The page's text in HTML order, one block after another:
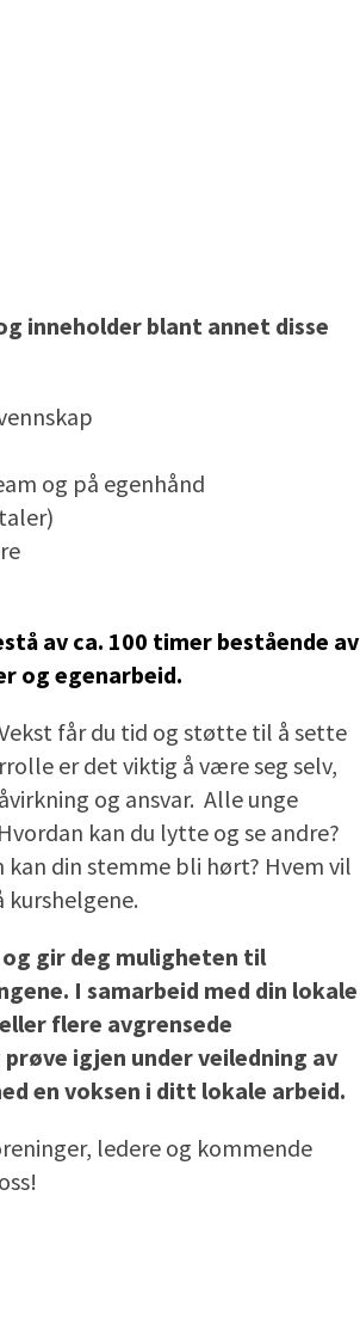
inneholder blant annet disse
og på egenhånd
av ca. 100 timer bestående av
og egenarbeid.
får du tid og støtte til å sette
er det viktig å være seg selv,
og ansvar. Alle unge
kan du lytte og se andre?
din stemme bli hørt? Hvem vil
og gir deg muligheten til
I samarbeid med din lokale
flere avgrensede
igjen under veiledning av
en voksen i ditt lokale arbeid.
ledere og kommende